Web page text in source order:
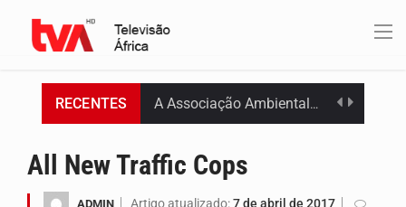
RECENTES A Associação Ambiental Terrimar divulgou hoje os dados sobre a época de desova das tartarugas…
All New Traffic Cops
ADMIN Artigo atualizado:7 de abril de 2017